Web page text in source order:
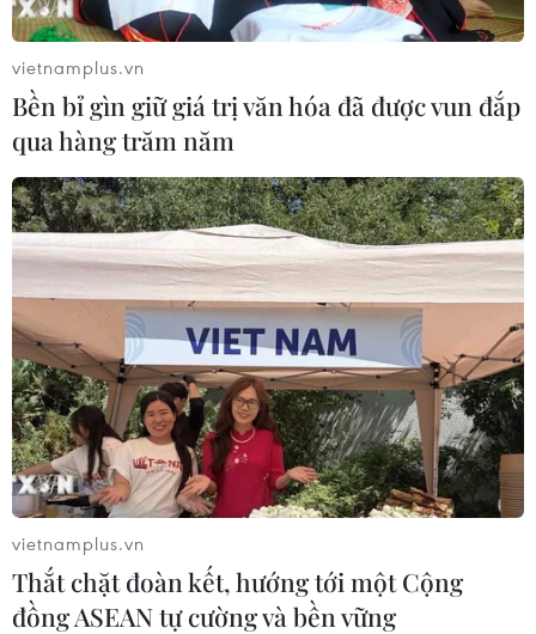
Nông nghiệp Hòa Phát chính thức nộp hồ
sơ IPO lên Ủy ban Chứng khoán
17/09/2025 08:47
Hòa Phát chính thức nộp hồ sơ IPO lên Ủy ban Chứng
khoán, dự kiến niêm yết mã HPA, mở rộng quy mô,
nâng cao hiệu quả kinh doanh trong lĩnh vực nông
nghiệp.
vietnamplus.vn
Bền bỉ gìn giữ giá trị văn hóa đã được vun đắp
qua hàng trăm năm
vietnamplus.vn
Thắt chặt đoàn kết, hướng tới một Cộng
đồng ASEAN tự cường và bền vững